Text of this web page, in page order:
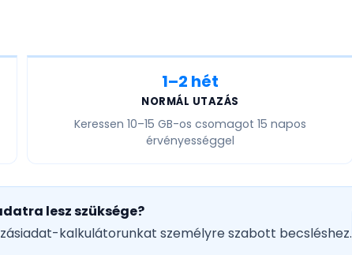
1–2 hét
NORMÁL UTAZÁS
Keressen 10–15 GB-os csomagot 15 napos
érvényességgel
lesz szüksége?
kalkulátorunkat személyre szabott becsléshez.